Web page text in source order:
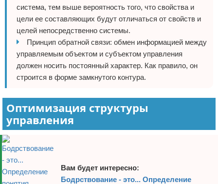
система, тем выше вероятность того, что свойства и
цели ее составляющих будут отличаться от свойств и
целей непосредственно системы.
Принцип обратной связи: обмен информацией между
управляемым объектом и субъектом управления
должен носить постоянный характер. Как правило, он
строится в форме замкнутого контура.
Оптимизация структуры
управления
Вам будет интересно:
Бодрствование - это... Определение